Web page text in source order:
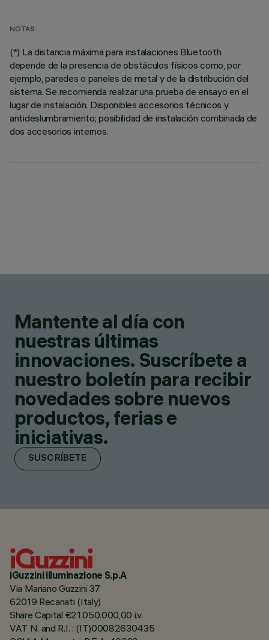
NOTAS
(*) La distancia máxima para instalaciones Bluetooth
depende de la presencia de obstáculos físicos como, por
ejemplo, paredes o paneles de metal y de la distribución del
sistema. Se recomienda realizar una prueba de ensayo en el
lugar de instalación. Disponibles accesorios técnicos y
antideslumbramiento; posibilidad de instalación combinada de
dos accesorios internos.
Mantente al día con
nuestras últimas
innovaciones. Suscríbete a
nuestro boletín para recibir
novedades sobre nuevos
productos, ferias e
iniciativas.
SUSCRÍBETE
iGuzzini illuminazione S.p.A
Via Mariano Guzzini 37
62019 Recanati (Italy)
Share Capital €21.050.000,00 i.v.
VAT N. and R.I. : (IT)00082630435